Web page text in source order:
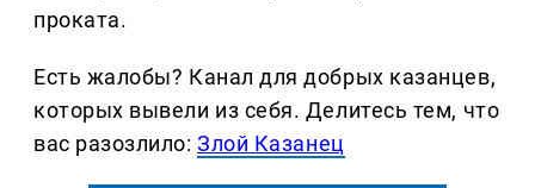
проката.
Есть жалобы? Канал для добрых казанцев,
которых вывели из себя. Делитеcь тем, что
вас разозлило:Злой Казанец